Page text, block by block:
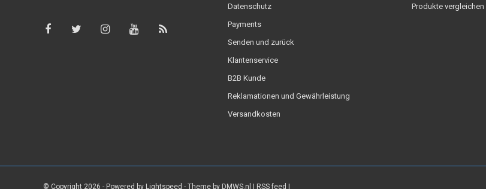
Datenschutz
Payments
Senden und zurück
Klantenservice
B2B Kunde
Reklamationen und Gewährleistung
Versandkosten
Produkte vergleichen
© Copyright 2026 - Powered by Lightspeed - Theme by DMWS.nl | RSS feed |